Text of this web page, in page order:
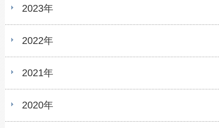
2023年
2022年
2021年
2020年